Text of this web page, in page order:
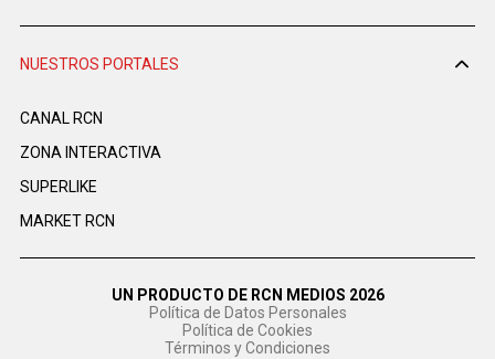
NUESTROS PORTALES
CANAL RCN
ZONA INTERACTIVA
SUPERLIKE
MARKET RCN
UN PRODUCTO DE RCN MEDIOS 2026
Política de Datos Personales
Política de Cookies
Términos y Condiciones